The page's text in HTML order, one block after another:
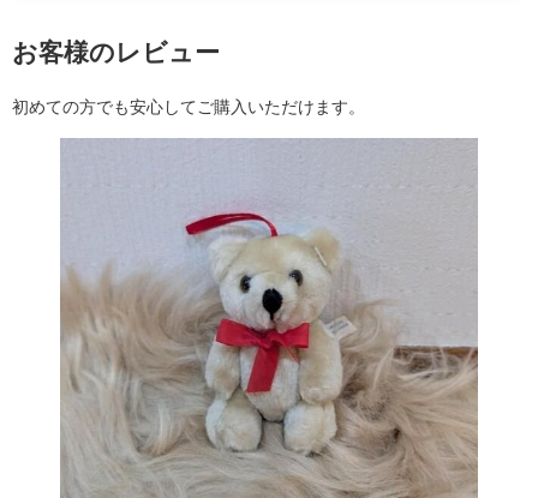
お客様のレビュー
初めての方でも安心してご購入いただけます。